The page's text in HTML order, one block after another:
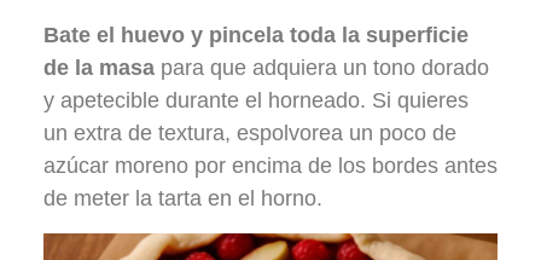
Bate el huevo y pincela toda la superficie
de la masa para que adquiera un tono dorado
y apetecible durante el horneado. Si quieres
un extra de textura, espolvorea un poco de
azúcar moreno por encima de los bordes antes
de meter la tarta en el horno.